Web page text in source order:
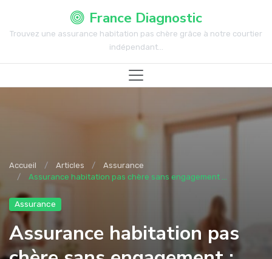
France Diagnostic
Trouvez une assurance habitation pas chère grâce à notre courtier
indépendant...
Accueil Articles
Assurance
Assurance habitation pas chère sans engagement ...
Assurance
Assurance habitation pas